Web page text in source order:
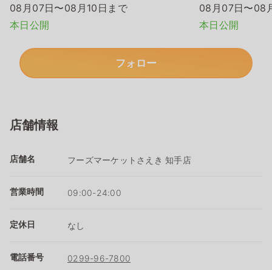
08月07日〜08月10日まで
本日公開
08月07日〜08
本日公開
フォロー
店舗情報
店舗名 フーズマーケットさえき 知手店
営業時間 09:00-24:00
定休日 なし
電話番号 0299-96-7800